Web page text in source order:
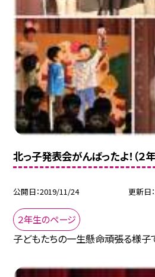
北っ子発表会がんばったよ！（２年
公開日 2019/11/24 更新日
２年生のページ
子どもたちの一生懸命頑張る様子